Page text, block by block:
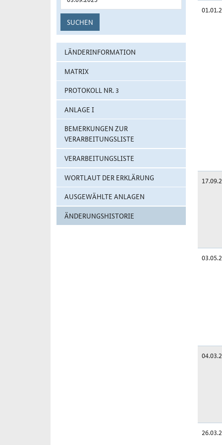
SUCHEN
LÄNDERINFORMATION
MATRIX
PROTOKOLL NR. 3
ANLAGE I
BEMERKUNGEN ZUR
VERARBEITUNGSLISTE
VERARBEITUNGSLISTE
WORTLAUT DER ERKLÄRUNG
AUSGEWÄHLTE ANLAGEN
ÄNDERUNGSHISTORIE